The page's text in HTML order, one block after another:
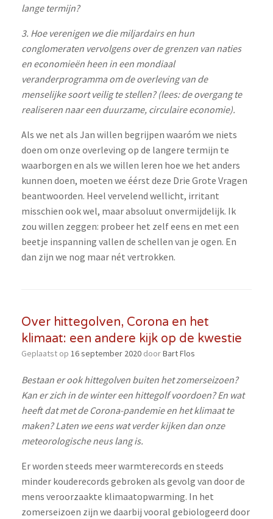
lange termijn?
3. Hoe verenigen we die miljardairs en hun
conglomeraten vervolgens over de grenzen van naties
en economieën heen in een mondiaal
veranderprogramma om de overleving van de
menselijke soort veilig te stellen? (lees: de overgang te
realiseren naar een duurzame, circulaire economie).
Als we net als Jan willen begrijpen waaróm we niets
doen om onze overleving op de langere termijn te
waarborgen en als we willen leren hoe we het anders
kunnen doen, moeten we éérst deze Drie Grote Vragen
beantwoorden. Heel vervelend wellicht, irritant
misschien ook wel, maar absoluut onvermijdelijk. Ik
zou willen zeggen: probeer het zelf eens en met een
beetje inspanning vallen de schellen van je ogen. En
dan zijn we nog maar nét vertrokken.
Over hittegolven, Corona en het
klimaat: een andere kijk op de kwestie
Geplaatst op 16 september 2020 doorBart Flos
Bestaan er ook hittegolven buiten het zomerseizoen?
Kan er zich in de winter een hittegolf voordoen? En wat
heeft dat met de Corona-pandemie en het klimaat te
maken? Laten we eens wat verder kijken dan onze
meteorologische neus lang is.
Er worden steeds meer warmterecords en steeds
minder kouderecords gebroken als gevolg van door de
mens veroorzaakte klimaatopwarming. In het
zomerseizoen zijn we daarbij vooral gebiologeerd door